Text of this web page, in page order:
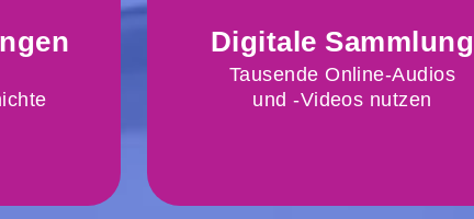
Digitale Sammlung
Tausende Online-Audios
und -Videos nutzen
Online-Medien durchsuchen,
anhören oder ansehen